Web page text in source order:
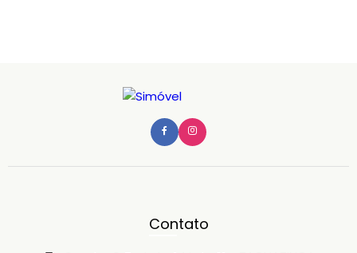
Contato